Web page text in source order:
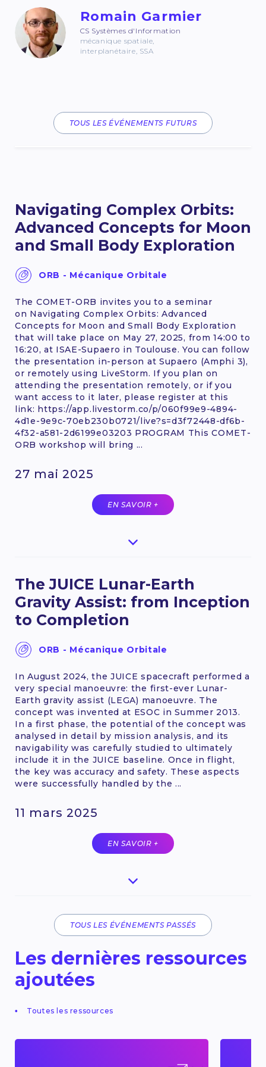
Romain Garmier
CS Systèmes d'Information
mécanique spatiale,
interplanétaire, SSA
TOUS LES ÉVÉNEMENTS FUTURS
27 mai 2025
Navigating Complex Orbits:
Advanced Concepts for Moon
and Small Body Exploration
ORB - Mécanique Orbitale
The COMET-ORB invites you to a seminar
on Navigating Complex Orbits: Advanced
Concepts for Moon and Small Body Exploration
that will take place on May 27, 2025, from 14:00 to
16:20, at ISAE-Supaero in Toulouse. You can follow
the presentation in-person at Supaero (Amphi 3),
or remotely using LiveStorm. If you plan on
attending the presentation remotely, or if you
want access to it later, please register at this
link: https://app.livestorm.co/p/060f99e9-4894-
4d1e-9e9c-70eb230b0721/live?s=d3f72448-df6b-
4f32-a581-2d6199e03203 PROGRAM This COMET-
ORB workshop will bring ...
EN SAVOIR +
11 mars 2025
The JUICE Lunar-Earth
Gravity Assist: from Inception
to Completion
ORB - Mécanique Orbitale
In August 2024, the JUICE spacecraft performed a
very special manoeuvre: the first-ever Lunar-
Earth gravity assist (LEGA) manoeuvre. The
concept was invented at ESOC in Summer 2013.
In a first phase, the potential of the concept was
analysed in detail by mission analysis, and its
navigability was carefully studied to ultimately
include it in the JUICE baseline. Once in flight,
the key was accuracy and safety. These aspects
were successfully handled by the ...
EN SAVOIR +
TOUS LES ÉVÉNEMENTS PASSÉS
Les dernières ressources
ajoutées
Toutes les ressources